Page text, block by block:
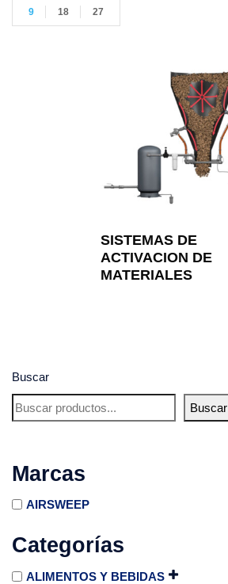
Buscar
Buscar
Marcas
AIRSWEEP
Categorías
ALIMENTOS Y BEBIDAS
9 18 27
SISTEMAS DE
ACTIVACION DE
MATERIALES